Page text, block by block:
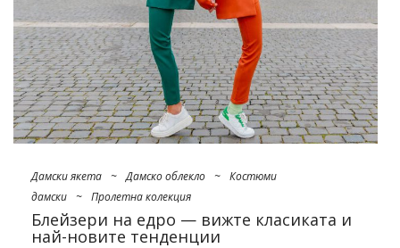
Дамски якета ~ Дамско облекло ~ Костюми
дамски ~ Пролетна колекция
Блейзери на едро — вижте класиката и
най-новите тенденции